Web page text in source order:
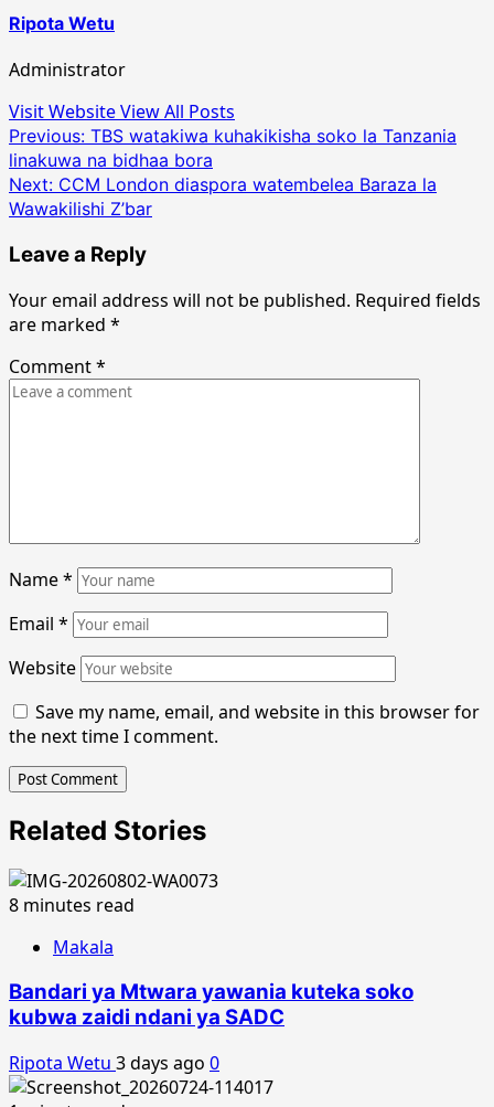
Ripota Wetu
Administrator
Visit WebsiteView All Posts
Post
navigation
Previous: TBS watakiwa kuhakikisha soko la Tanzania
linakuwa na bidhaa bora
Next: CCM London diaspora watembelea Baraza la
Wawakilishi Z’bar
Leave a Reply
Your email address will not be published. Required fields
are marked *
Comment*
Name*
Email *
Website
Save my name, email, and website in this browser for
the next time I comment.
Related Stories
8 minutes read
Makala
Bandari ya Mtwara yawania kuteka soko
kubwa zaidi ndani ya SADC
Ripota Wetu 3 days ago 0